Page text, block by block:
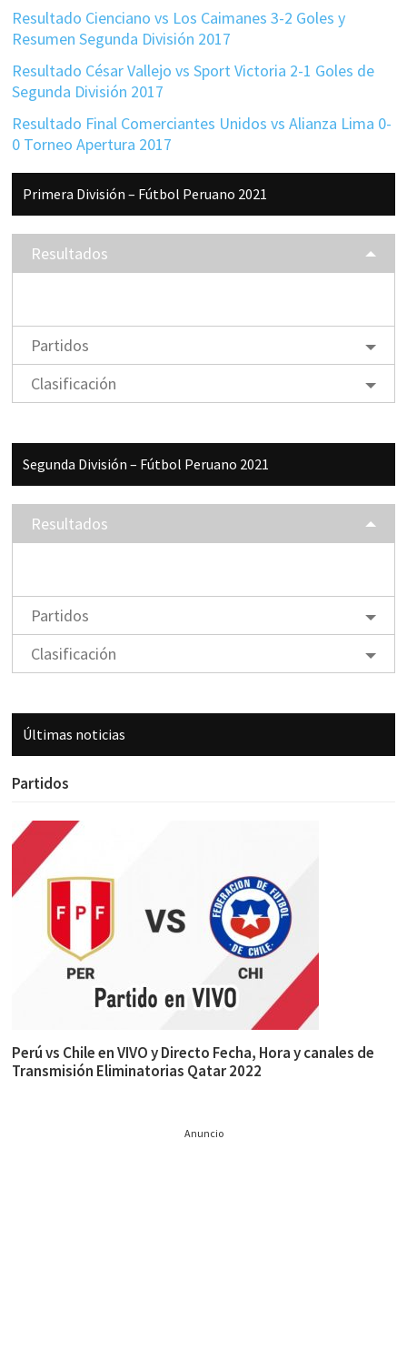
Resultado Cienciano vs Los Caimanes 3-2 Goles y
Resumen Segunda División 2017
Resultado César Vallejo vs Sport Victoria 2-1 Goles de
Segunda División 2017
Resultado Final Comerciantes Unidos vs Alianza Lima 0-
0 Torneo Apertura 2017
Barra
lateral
principal
Primera División – Fútbol Peruano 2021
Resultados
Partidos
Clasificación
Segunda División – Fútbol Peruano 2021
Resultados
Partidos
Clasificación
Últimas noticias
Partidos
Perú vs Chile en VIVO y Directo Fecha, Hora y canales de
Transmisión Eliminatorias Qatar 2022
Anuncio